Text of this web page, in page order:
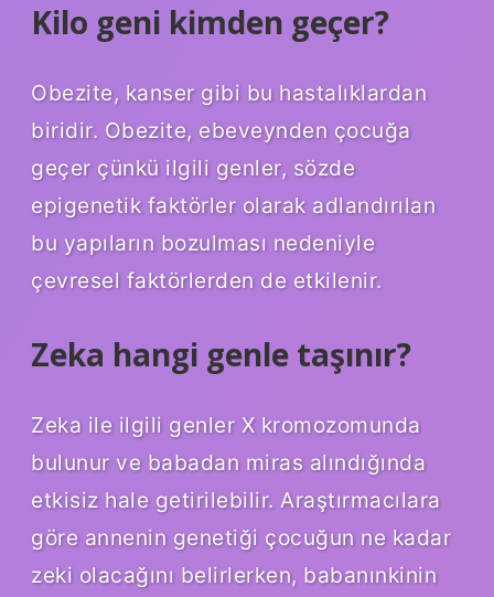
Kilo geni kimden geçer?
Obezite, kanser gibi bu hastalıklardan
biridir. Obezite, ebeveynden çocuğa
geçer çünkü ilgili genler, sözde
epigenetik faktörler olarak adlandırılan
bu yapıların bozulması nedeniyle
çevresel faktörlerden de etkilenir.
Zeka hangi genle taşınır?
Zeka ile ilgili genler X kromozomunda
bulunur ve babadan miras alındığında
etkisiz hale getirilebilir. Araştırmacılara
göre annenin genetiği çocuğun ne kadar
zeki olacağını belirlerken, babanınkinin